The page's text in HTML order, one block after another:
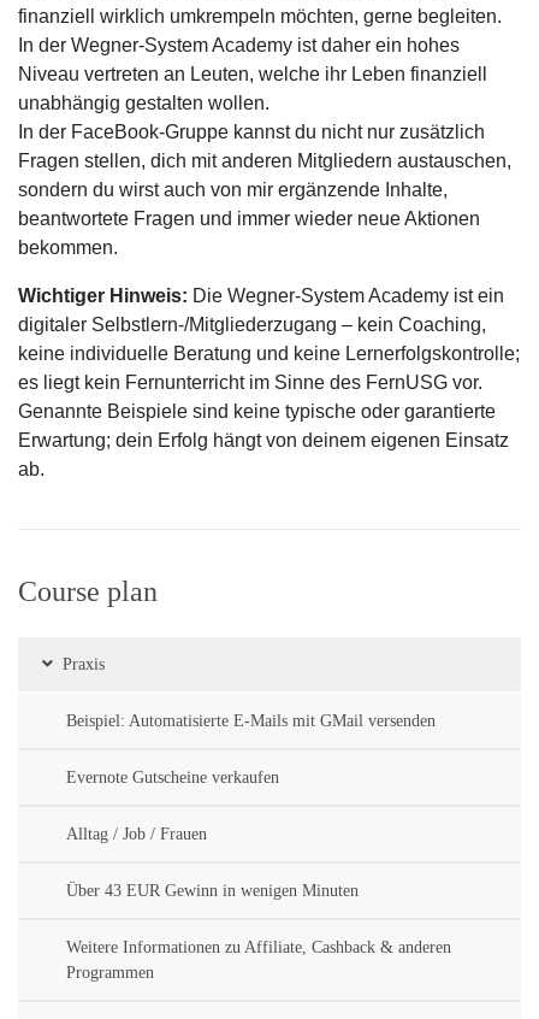
finanziell wirklich umkrempeln möchten, gerne begleiten.
In der Wegner-System Academy ist daher ein hohes
Niveau vertreten an Leuten, welche ihr Leben finanziell
unabhängig gestalten wollen.
In der FaceBook-Gruppe kannst du nicht nur zusätzlich
Fragen stellen, dich mit anderen Mitgliedern austauschen,
sondern du wirst auch von mir ergänzende Inhalte,
beantwortete Fragen und immer wieder neue Aktionen
bekommen.
Wichtiger Hinweis: Die Wegner-System Academy ist ein
digitaler Selbstlern-/Mitgliederzugang – kein Coaching,
keine individuelle Beratung und keine Lernerfolgskontrolle;
es liegt kein Fernunterricht im Sinne des FernUSG vor.
Genannte Beispiele sind keine typische oder garantierte
Erwartung; dein Erfolg hängt von deinem eigenen Einsatz
ab.
Course plan
Praxis
Beispiel: Automatisierte E-Mails mit GMail versenden
Evernote Gutscheine verkaufen
Alltag / Job / Frauen
Über 43 EUR Gewinn in wenigen Minuten
Weitere Informationen zu Affiliate, Cashback & anderen
Programmen